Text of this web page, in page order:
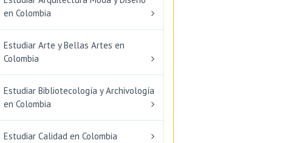
en Colombia
Estudiar Arte y Bellas Artes en
Colombia
Estudiar Bibliotecología y Archivología
en Colombia
Estudiar Calidad en Colombia